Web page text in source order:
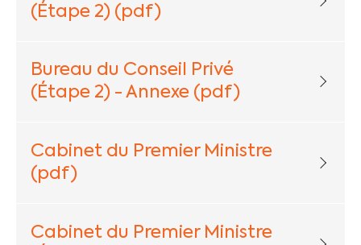
(Étape 2) (pdf)
Bureau du Conseil Privé
(Étape 2) - Annexe (pdf)
Cabinet du Premier Ministre
(pdf)
Cabinet du Premier Ministre